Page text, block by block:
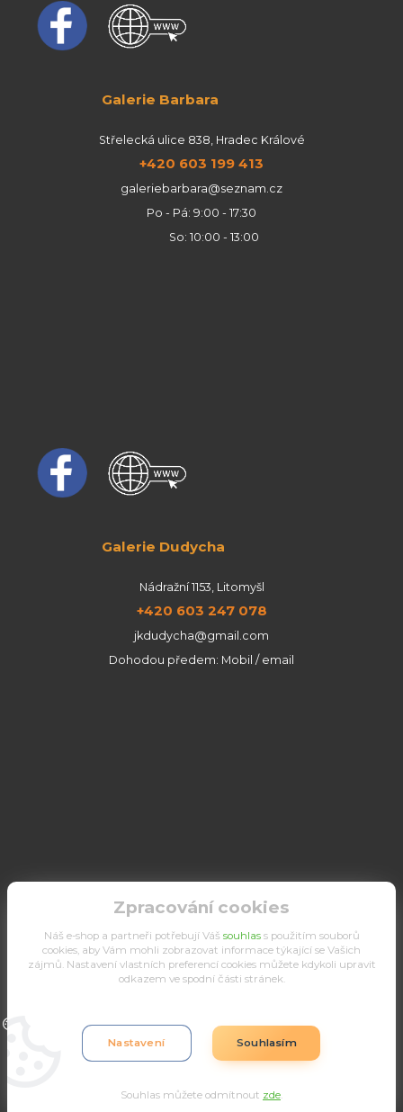
Galerie Barbara
Střelecká ulice 838, Hradec Králové
+420 603 199 413
galeriebarbara@seznam.cz
Po - Pá: 9:00 - 17:30
So: 10:00 - 13:00
Galerie Dudycha
Nádražní 1153, Litomyšl
+420 603 247 078
jkdudycha@gmail.com
Dohodou předem: Mobil / email
Upravit sběr cookies.
Eshop-rychle.cz
Zpracování cookies
Náš e-shop a partneři potřebují Váš souhlass použitím souborů
cookies, aby Vám mohli zobrazovat informace týkající se Vašich
zájmů. Nastavení vlastních preferencí cookies můžete kdykoli upravit
odkazem ve spodní části stránek.
Nastavení Souhlasím
Souhlas můžete odmítnout zde.